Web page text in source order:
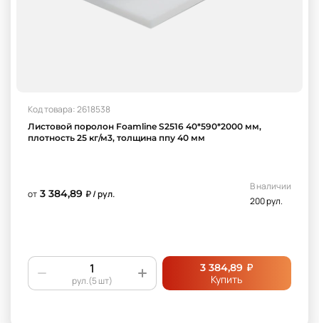
Код товара: 2618538
Листовой поролон Foamline S2516 40*590*2000 мм,
плотность 25 кг/м3, толщина ппу 40 мм
от 3 384,89 ₽ / рул.
В наличии
200 рул.
рул.(5 шт)
3 384,89 ₽
Купить